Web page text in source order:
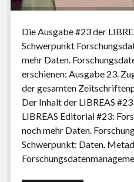
Die Ausgabe #23 der
Schwerpunkt
mehr Daten.
erschienen: Ausgabe 23.
der gesamten
Der Inhalt der LIBREAS
LIBREAS Editorial #23:
noch mehr Daten.
Schwerpunkt: Daten.